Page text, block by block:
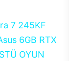
7 245KF
6GB RTX
OYUN